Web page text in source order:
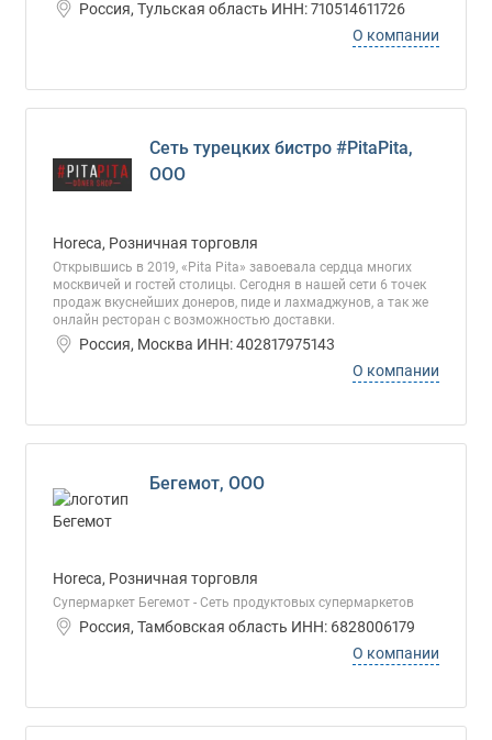
Россия, Тульская область ИНН: 710514611726
О компании
Cеть турецких бистро #PitaPita,
ООО
Horeca, Розничная торговля
Открывшись в 2019, «Pita Pita» завоевала сердца многих
москвичей и гостей столицы. Сегодня в нашей сети 6 точек
продаж вкуснейших донеров, пиде и лахмаджунов, а так же
онлайн ресторан с возможностью доставки.
Россия, Москва ИНН: 402817975143
О компании
Бегемот, ООО
Horeca, Розничная торговля
Супермаркет Бегемот - Сеть продуктовых супермаркетов
Россия, Тамбовская область ИНН: 6828006179
О компании